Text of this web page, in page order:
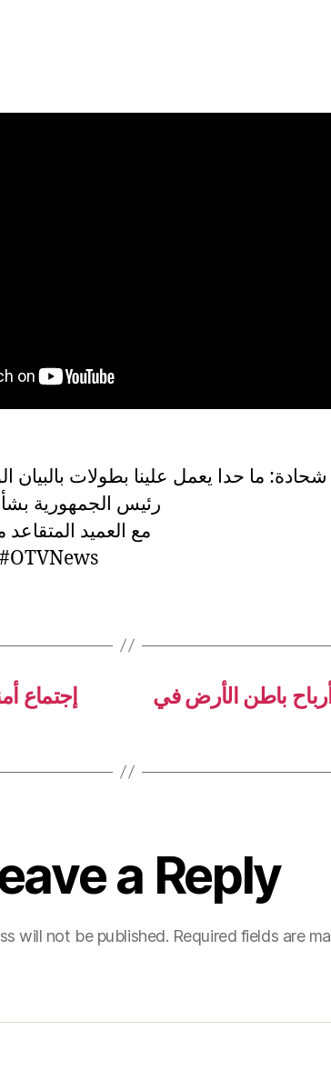
شحادة: ما حدا يعمل علينا بطولات بالبيان
رئيس الجمهورية
10/12 مع العميد
إجتماع
باطن الأرض في
a Reply
will not be published. Required fields are